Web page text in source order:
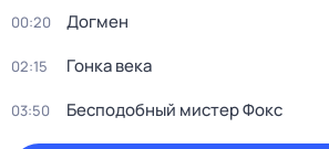
00:20 Догмен
02:15 Гонка века
03:50 Бесподобный мистер Фокс